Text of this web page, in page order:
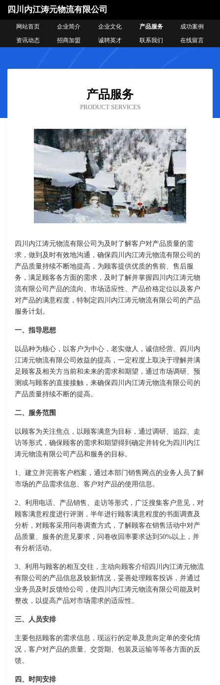
四川内江涛元物流有限公司
网站首页 企业简介 企业文化 产品服务
成功案例
资讯动态
招商加盟 诚聘英才 联系我们 在线留言
产品服务
PRODUCT SERVICES
四川内江涛元物流有限公司为及时了解客户对产品质量的需
求，做到及时有效地沟通，确保四川内江涛元物流有限公司的
产品质量持续不断地提高，为顾客提供优质的售前、售后服
务，满足顾客各方面的需求，及时了解并掌握四川内江涛元物
流有限公司产品的流向、市场适应性、产品价格定位以及客户
对产品的满意程度，特制定四川内江涛元物流有限公司的产品
服务计划。
一、指导思想
以品种为核心，以客户为中心，老实做人，诚信经营。四川内
江涛元物流有限公司效益的提高，一定程度上取决于理解并满
足顾客及相关方当前和未来的需求和期望，通过市场调研、预
测或与顾客的直接接触，来确保四川内江涛元物流有限公司的
产品质量持续不断的提高。
二、服务范围
以顾客为关注焦点，以顾客满意为目标，通过调研、追踪、走
访等形式，确保顾客的需求和期望得到确定并转化为四川内江
涛元物流有限公司产品和服务的目标。
1、建立并完善客户档案，通过本部门销售网点的业务人员了解
市场的产品需求信息、客户对产品的使用信息。
2、利用电话、产品销售、走访等形式，广泛搜集客户意见，对
顾客满意程度进行评测，半年进行顾客满意程度的书面调查及
分析，对顾客采用问卷调查方式，了解顾客在销售活动中对产
品质量、服务的意见要求，问卷收回率要求达到50%以上，并
有分析活动。
3、利用与顾客的相互交往，主动向顾客介绍四川内江涛元物流
有限公司的产品信息及较新情况，妥善处理顾客投诉，并通过
业务员及时反馈给公司，使四川内江涛元物流有限公司能及时
整改，以提高产品对市场需求的适应性。
三、人员安排
主要包括顾客的需求信息，现运行的定单及意向定单的变化情
况，客户对产品的质量、交货期、包装及运输等等各方面的反
馈。
四、时间安排